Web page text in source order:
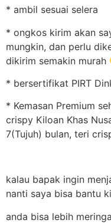
* ambil sesuai selera
* ongkos kirim akan
mungkin, dan perlu
dikirim semakin murah
* bersertifikat PIRT
* Kemasan Premium
crispy Kiloan Khas
7(Tujuh) bulan, teri
kalau bapak ingin
nanti saya bisa bantu
anda bisa lebih